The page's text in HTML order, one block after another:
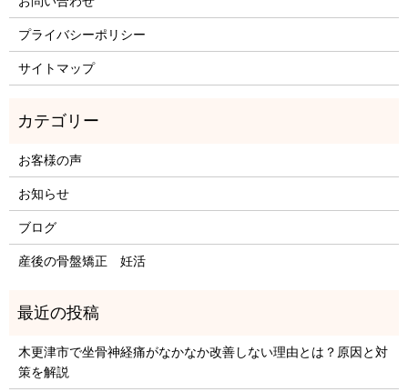
プライバシーポリシー
サイトマップ
お客様の声
お知らせ
ブログ
産後の骨盤矯正 妊活
木更津市で坐骨神経痛がなかなか改善しない理由とは？原因と対
策を解説